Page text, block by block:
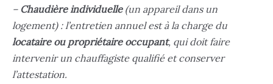
– Chaudière individuelle(un appareil dans un
logement) : l’entretien annuel est à la charge du
locataire ou propriétaire occupant, qui doit faire
intervenir un chauffagiste qualifié et conserver
l’attestation.